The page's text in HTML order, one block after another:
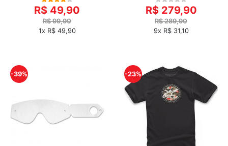
R$ 49,90
R$ 99,90
1x R$ 49,90
R$ 279,90
R$ 289,90
9x R$ 31,10
-39% -23%